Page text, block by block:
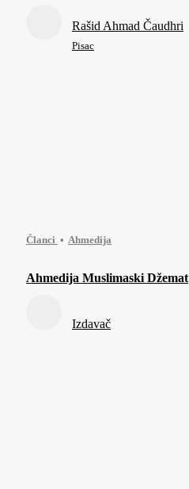
Rašid Ahmad Čaudhri
Pisac
Članci Ahmedija
Ahmedija Muslimaski Džemat
Izdavač